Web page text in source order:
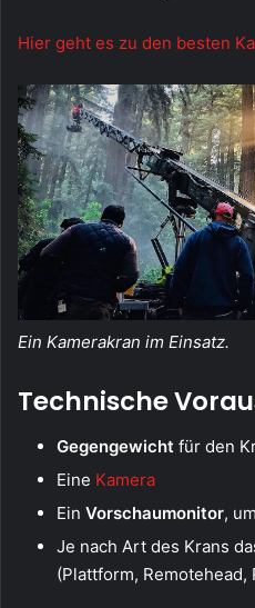
Hier geht es zu den besten
Ein Kamerakran im Einsatz.
Technische
Gegengewicht für den
Eine Kamera
Ein Vorschaumonitor,
Je nach Art des Krans
(Plattform, Remotehead,